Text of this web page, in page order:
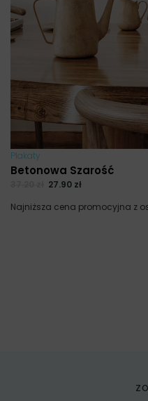
Plakaty
Betonowa Szarość
27.90 zł
Najniższa cena promocyjna z